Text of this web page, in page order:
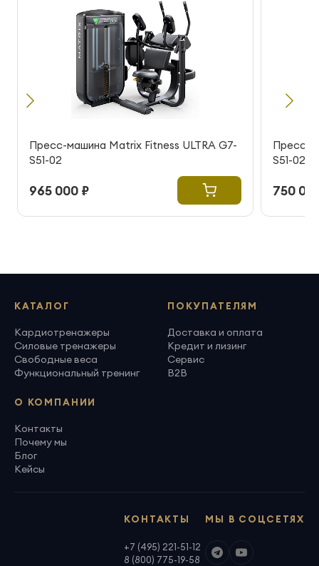
Пресс-машина Matrix Fitness ULTRA G7-
S51-02
965 000 ₽
Пресс-
S51-02
750
КАТАЛОГ
Кардиотренажеры
Силовые тренажеры
Свободные веса
Функциональный тренинг
ПОКУПАТЕЛЯМ
Доставка и оплата
Кредит и лизинг
Сервис
B2B
О КОМПАНИИ
Контакты
Почему мы
Блог
Кейсы
МЫ В СОЦСЕТЯХ
КОНТАКТЫ
+7 (495) 221-51-12
8 (800) 775-19-58